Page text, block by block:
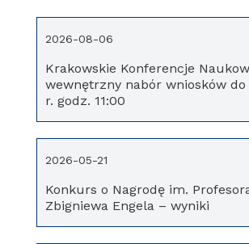
Krakowskie Konferencje
wewnętrzny nabór wniosków do
r. godz. 11:00
2026-08-06
Konkurs o Nagrodę im.
Zbigniewa Engela – wyniki
2026-05-21